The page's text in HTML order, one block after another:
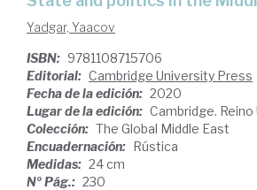
Yadgar, Yaacov
ISBN: 9781108715706
Editorial: Cambridge University Press
Fecha de la edición: 2020
Lugar de la edición: Cambridge. Reino
Colección: The Global Middle East
Encuadernación: Rústica
Medidas: 24 cm
Nº Pág.: 230